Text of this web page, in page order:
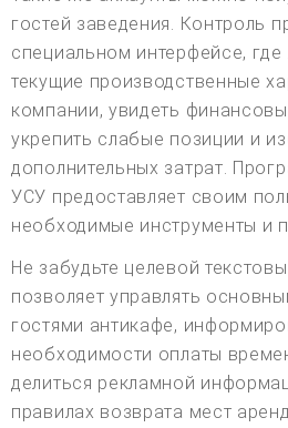
гостей заведения. Контроль
специальном интерфейсе, где
текущие производственные
компании, увидеть
укрепить слабые позиции и
дополнительных затрат.
УСУ предоставляет своим
необходимые инструменты и
Не забудьте целевой
позволяет управлять
гостями антикафе,
необходимости оплаты
делиться рекламной
правилах возврата мест